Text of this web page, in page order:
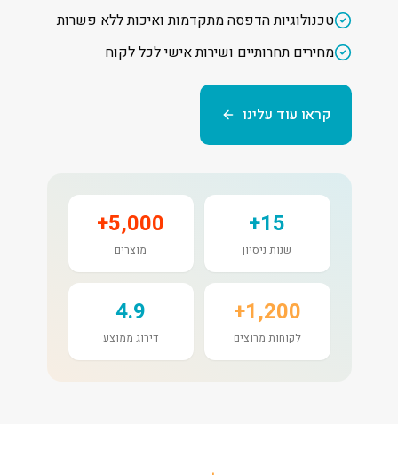
טכנולוגיות הדפסה מתקדמות ואיכות ללא פשרות
מחירים תחרותיים ושירות אישי לכל לקוח
קראו עוד עלינו
15+
שנות ניסיון
5,000+
מוצרים
1,200+
לקוחות מרוצים
4.9
דירוג ממוצע